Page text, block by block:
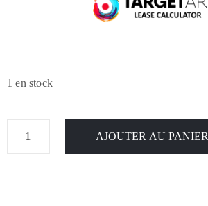
1 en stock
AJOUTER AU PANIER